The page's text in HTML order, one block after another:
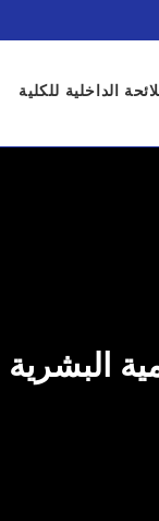
الداخلية للكلية
الأمم المتحدة الإنمائي